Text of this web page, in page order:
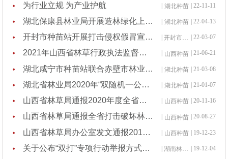
为行业立规 为产业护航 | 湖北种苗 | 22-11-11
湖北保康县林业局开展造林绿化上图入库业务培训 | 湖北种苗 | 22-04-13
开封市种苗站开展打击侵权假冒宣传工作 开封市种苗站 | 22-03-07
2021年山西省林草行政执法监督第一期培训班开班 山西种苗 | 21-06-21
湖北咸宁市种苗站联合赤壁市林业局开展林木种苗执法检查专项行动 | 湖北种苗 | 21-03-08
湖北省林业局2020年“双随机一公开”检查结果公示情况表 | 湖北种苗 | 21-01-07
山西省林草局通报2020年度全省林木种苗质量抽查情况 山西种苗 | 20-11-16
山西省林草局通报全省打击破坏林草资源违法行为专项行动战果 山西种苗 | 20-08-27
山西省林草局办公室发文通报2019年林木种苗行政执法暨种苗质量抽查结果 | 山西种苗 | 19-12-23
关于公布“双打”专项行动举报方式的通知 | 湖南林木种苗 | 19-12-04